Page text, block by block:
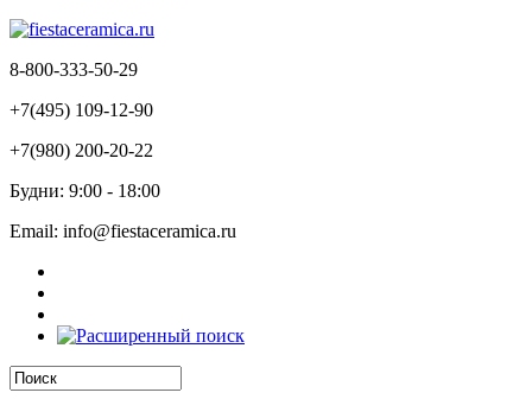
8-800-333-50-29
+7(495) 109-12-90
+7(980) 200-20-22
Будни: 9:00 - 18:00
Email: info@fiestaceramica.ru